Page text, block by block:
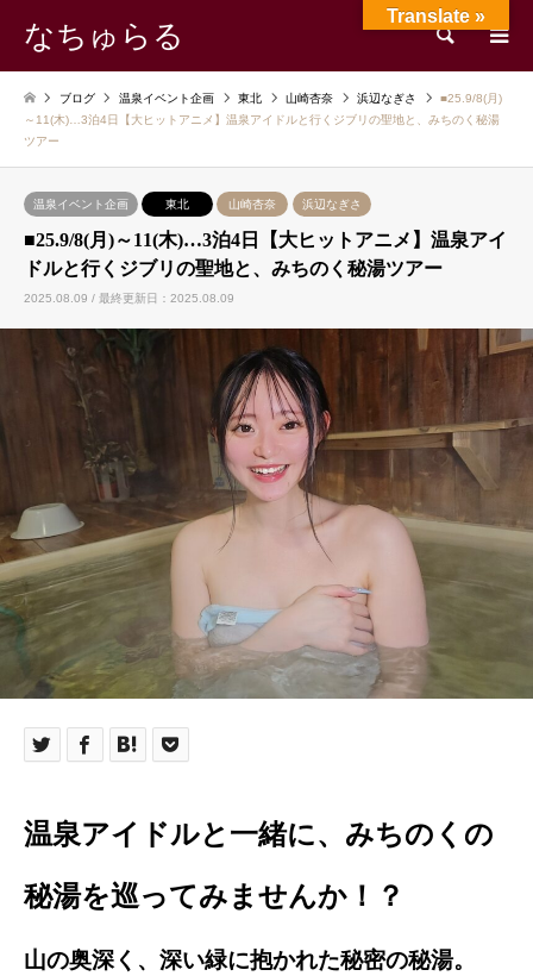
なちゅらる 検索
ブログ 温泉イベント企画 東北 山崎杏奈 浜辺なぎさ
■25.9/8(月)
～11(木)…3泊4日【大ヒットアニメ】温泉アイドルと行くジブリの聖地と、みちのく秘湯
ツアー
温泉イベント企画 東北 山崎杏奈 浜辺なぎさ
■25.9/8(月)～11(木)…3泊4日【大ヒットアニメ】温泉アイ
ドルと行くジブリの聖地と、みちのく秘湯ツアー
2025.08.09 / 最終更新日：2025.08.09
温泉アイドルと一緒に、みちのくの
秘湯を巡ってみませんか！？
山の奥深く、深い緑に抱かれた秘密の秘湯。
Translate »